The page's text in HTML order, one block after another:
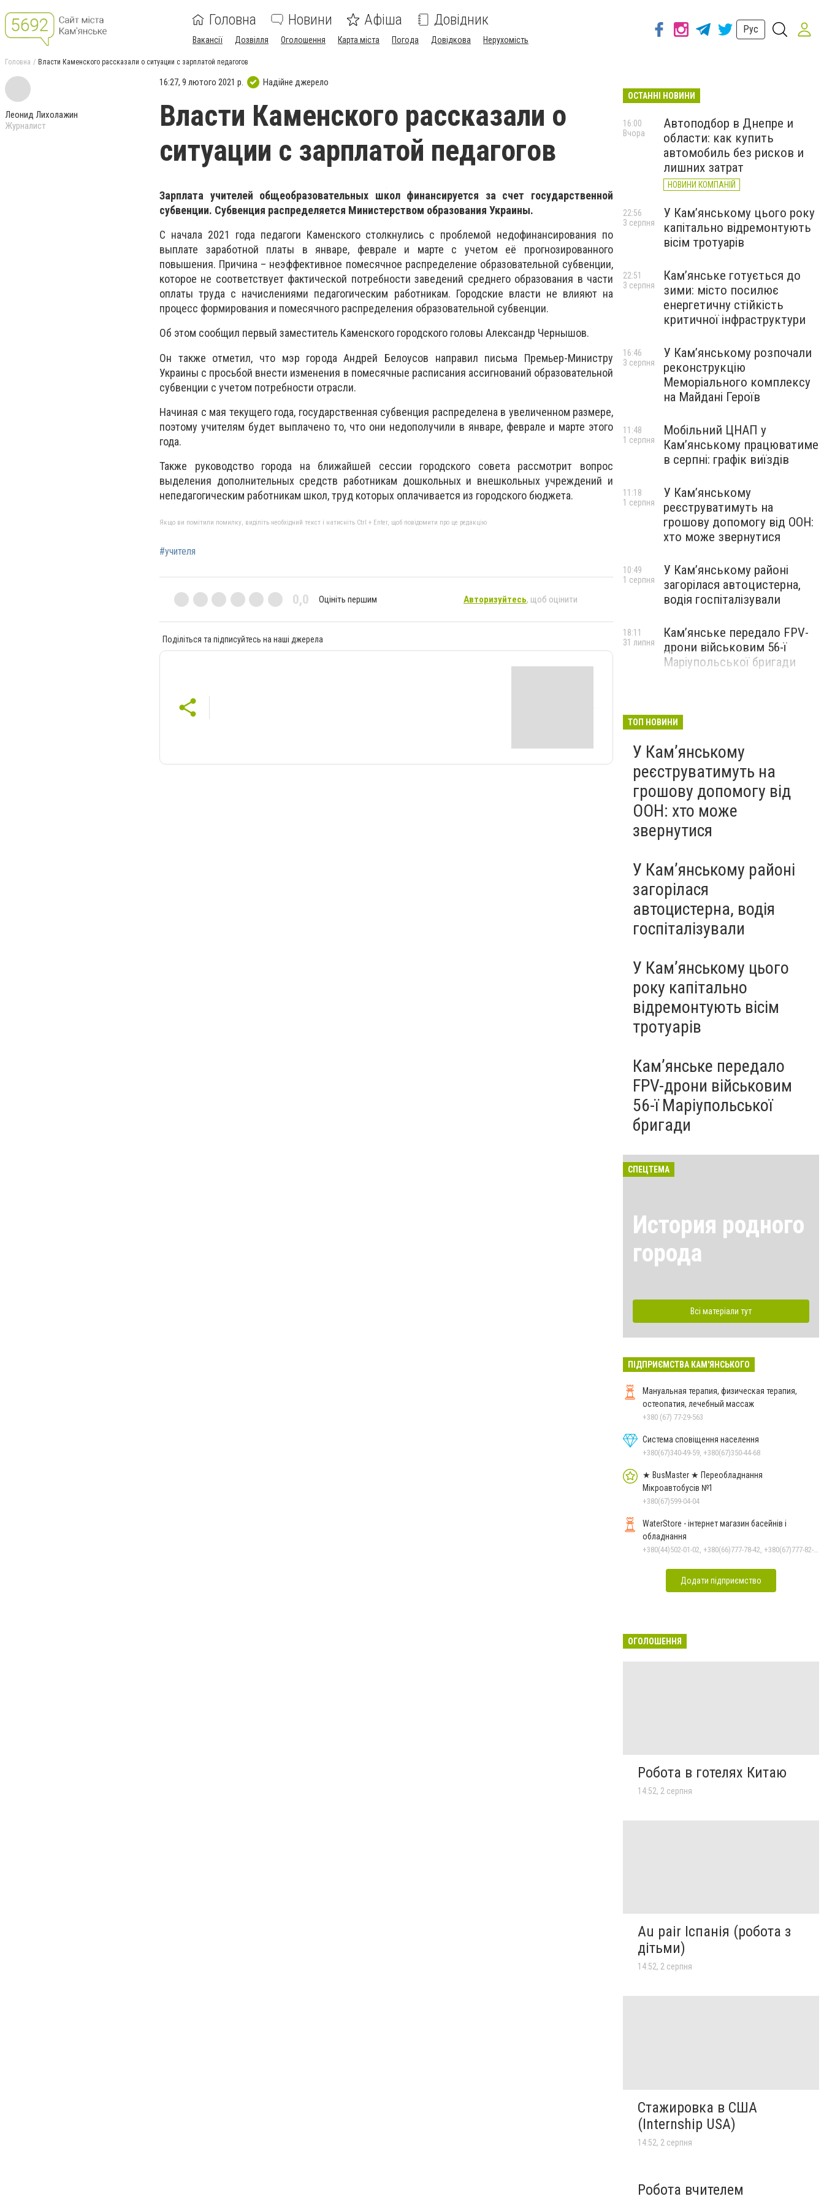
Головна Новини Афіша Довідник
Вакансії Дозвілля Оголошення Карта міста Погода Довідкова Нерухомість
Рус
Головна Власти Каменского рассказали о ситуации с зарплатой педагогов
Леонид Лихолажин
Журналист
16:27, 9 лютого 2021 р. Надійне джерело
Власти Каменского рассказали о
ситуации с зарплатой педагогов
Зарплата учителей общеобразовательных школ финансируется за счет государственной
субвенции. Субвенция распределяется Министерством образования Украины.
С начала 2021 года педагоги Каменского столкнулись с проблемой недофинансирования по
выплате заработной платы в январе, феврале и марте с учетом её прогнозированного
повышения. Причина – неэффективное помесячное распределение образовательной субвенции,
которое не соответствует фактической потребности заведений среднего образования в части
оплаты труда с начислениями педагогическим работникам. Городские власти не влияют на
процесс формирования и помесячного распределения образовательной субвенции.
Об этом сообщил первый заместитель Каменского городского головы Александр Чернышов.
Он также отметил, что мэр города Андрей Белоусов направил письма Премьер-Министру
Украины с просьбой внести изменения в помесячные расписания ассигнований образовательной
субвенции с учетом потребности отрасли.
Начиная с мая текущего года, государственная субвенция распределена в увеличенном размере,
поэтому учителям будет выплачено то, что они недополучили в январе, феврале и марте этого
года.
Также руководство города на ближайшей сессии городского совета рассмотрит вопрос
выделения дополнительных средств работникам дошкольных и внешкольных учреждений и
непедагогическим работникам школ, труд которых оплачивается из городского бюджета.
Якщо ви помітили помилку, виділіть необхідний текст і натисніть Ctrl + Enter, щоб повідомити про це редакцію
#учителя
0,0 Оцініть першим Авторизуйтесь, щоб оцінити
Поділіться та підписуйтесь на наші джерела
ОСТАННІ НОВИНИ
Автоподбор в Днепре и
области: как купить
автомобиль без рисков и
лишних затрат
НОВИНИ КОМПАНІЙ
16:00
Вчора
У Кам’янському цього року
капітально відремонтують
вісім тротуарів
22:56
3 серпня
Кам’янське готується до
зими: місто посилює
енергетичну стійкість
критичної інфраструктури
22:51
3 серпня
У Кам’янському розпочали
реконструкцію
Меморіального комплексу
на Майдані Героїв
16:46
3 серпня
Мобільний ЦНАП у
Кам’янському працюватиме
в серпні: графік виїздів
11:48
1 серпня
У Кам’янському
реєструватимуть на
грошову допомогу від ООН:
хто може звернутися
11:18
1 серпня
У Кам’янському районі
загорілася автоцистерна,
водія госпіталізували
10:49
1 серпня
Кам’янське передало FPV-
дрони військовим 56-ї
Маріупольської бригади
18:11
31 липня
ТОП НОВИНИ
У Кам’янському
реєструватимуть на
грошову допомогу від
ООН: хто може
звернутися
У Кам’янському районі
загорілася
автоцистерна, водія
госпіталізували
У Кам’янському цього
року капітально
відремонтують вісім
тротуарів
Кам’янське передало
FPV-дрони військовим
56-ї Маріупольської
бригади
СПЕЦТЕМА
История родного
города
Всі матеріали тут
ПІДПРИЄМСТВА КАМ'ЯНСЬКОГО
Мануальная терапия, физическая терапия,
остеопатия, лечебный массаж
+380 (67) 77-29-563
Система сповіщення населення
+380(67)340-49-59, +380(67)350-44-68
★ BusMaster ★ Переобладнання
Мікроавтобусів №1
+380(67)599-04-04
WaterStore - інтернет магазин басейнів і
обладнання
Додати підприємство
ОГОЛОШЕННЯ
Робота в готелях Китаю
14:52, 2 серпня
Au pair Іспанія (робота з
дітьми)
14:52, 2 серпня
Стажировка в США
(Internship USA)
14:52, 2 серпня
Робота вчителем